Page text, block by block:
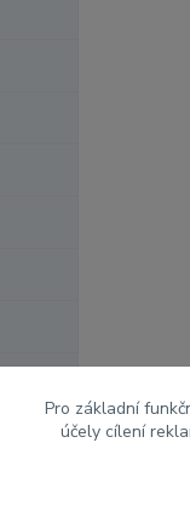
Pro základní
účely cílení